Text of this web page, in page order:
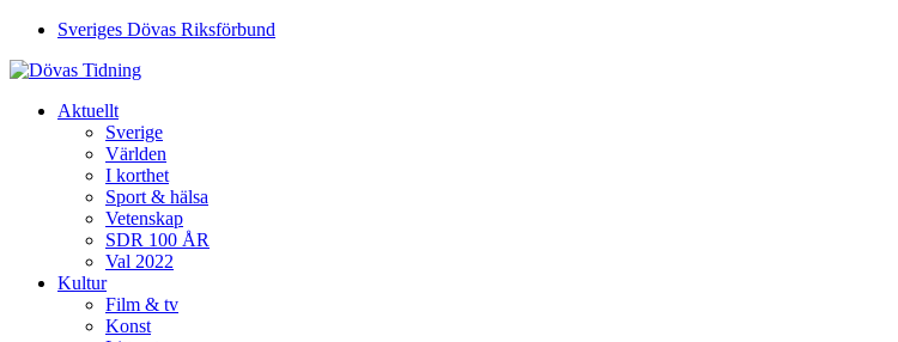
Sveriges Dövas Riksförbund
Aktuellt
Sverige
Världen
I korthet
Sport & hälsa
Vetenskap
SDR 100 ÅR
Val 2022
Kultur
Film & tv
Konst